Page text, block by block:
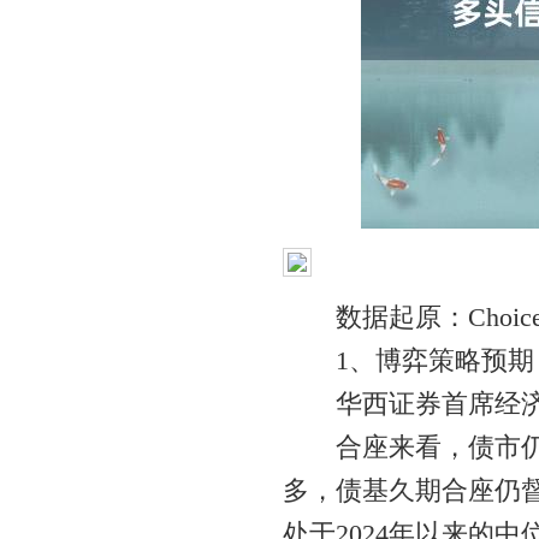
数据起原：
1、博弈策略预期
华西证券首席经
合座来看，债市仍
多，债基久期合座仍